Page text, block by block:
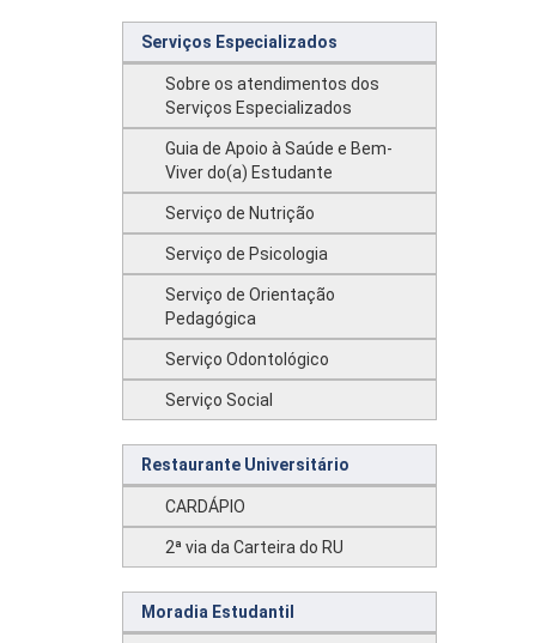
Serviços Especializados
Sobre os atendimentos dos
Serviços Especializados
Guia de Apoio à Saúde e Bem-
Viver do(a) Estudante
Serviço de Nutrição
Serviço de Psicologia
Serviço de Orientação
Pedagógica
Serviço Odontológico
Serviço Social
Restaurante Universitário
CARDÁPIO
2ª via da Carteira do RU
Moradia Estudantil